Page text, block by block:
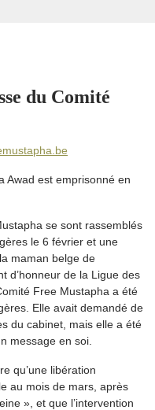
du Comité
Awad est emprisonné en
se sont rassemblés
le 6 février et une
maman belge de
d’honneur de la Ligue des
Free Mustapha a été
Elle avait demandé de
du cabinet, mais elle a été
message en soi.
qu’une libération
au mois de mars, après
», et que l’intervention